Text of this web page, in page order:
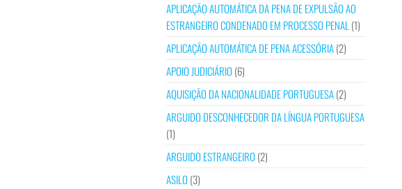
APLICAÇÃO AUTOMÁTICA DA PENA DE EXPULSÃO AO
ESTRANGEIRO CONDENADO EM PROCESSO PENAL (1)
APLICAÇÃO AUTOMÁTICA DE PENA ACESSÓRIA(2)
APOIO JUDICIÁRIO (6)
AQUISIÇÃO DA NACIONALIDADE PORTUGUESA(2)
ARGUIDO DESCONHECEDOR DA LÍNGUA PORTUGUESA
(1)
ARGUIDO ESTRANGEIRO (2)
ASILO (3)